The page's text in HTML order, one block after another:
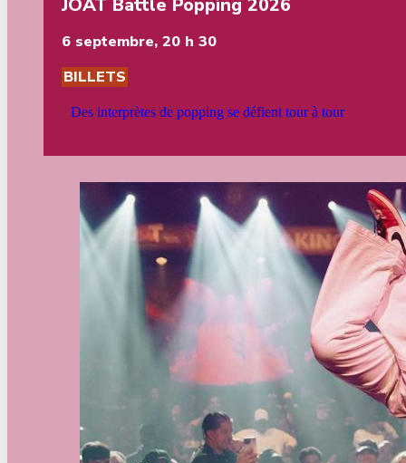
JOAT Battle Popping 2026
6 septembre, 20 h 30
BILLETS
Des interprètes de popping se défient tour à tour